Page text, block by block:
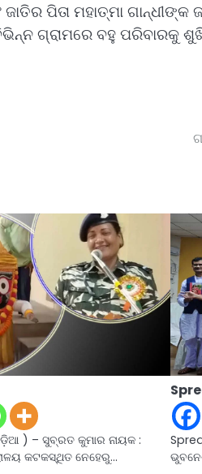
ପିତା ମହାତ୍ମା
ଗ୍ରାମରେ ବହୁ ପରିବାରକୁ
) – ସୁବ୍ରତ କୁମାର ନାୟକ :
କଟକସ୍ଥିତ ନେହେରୁ…